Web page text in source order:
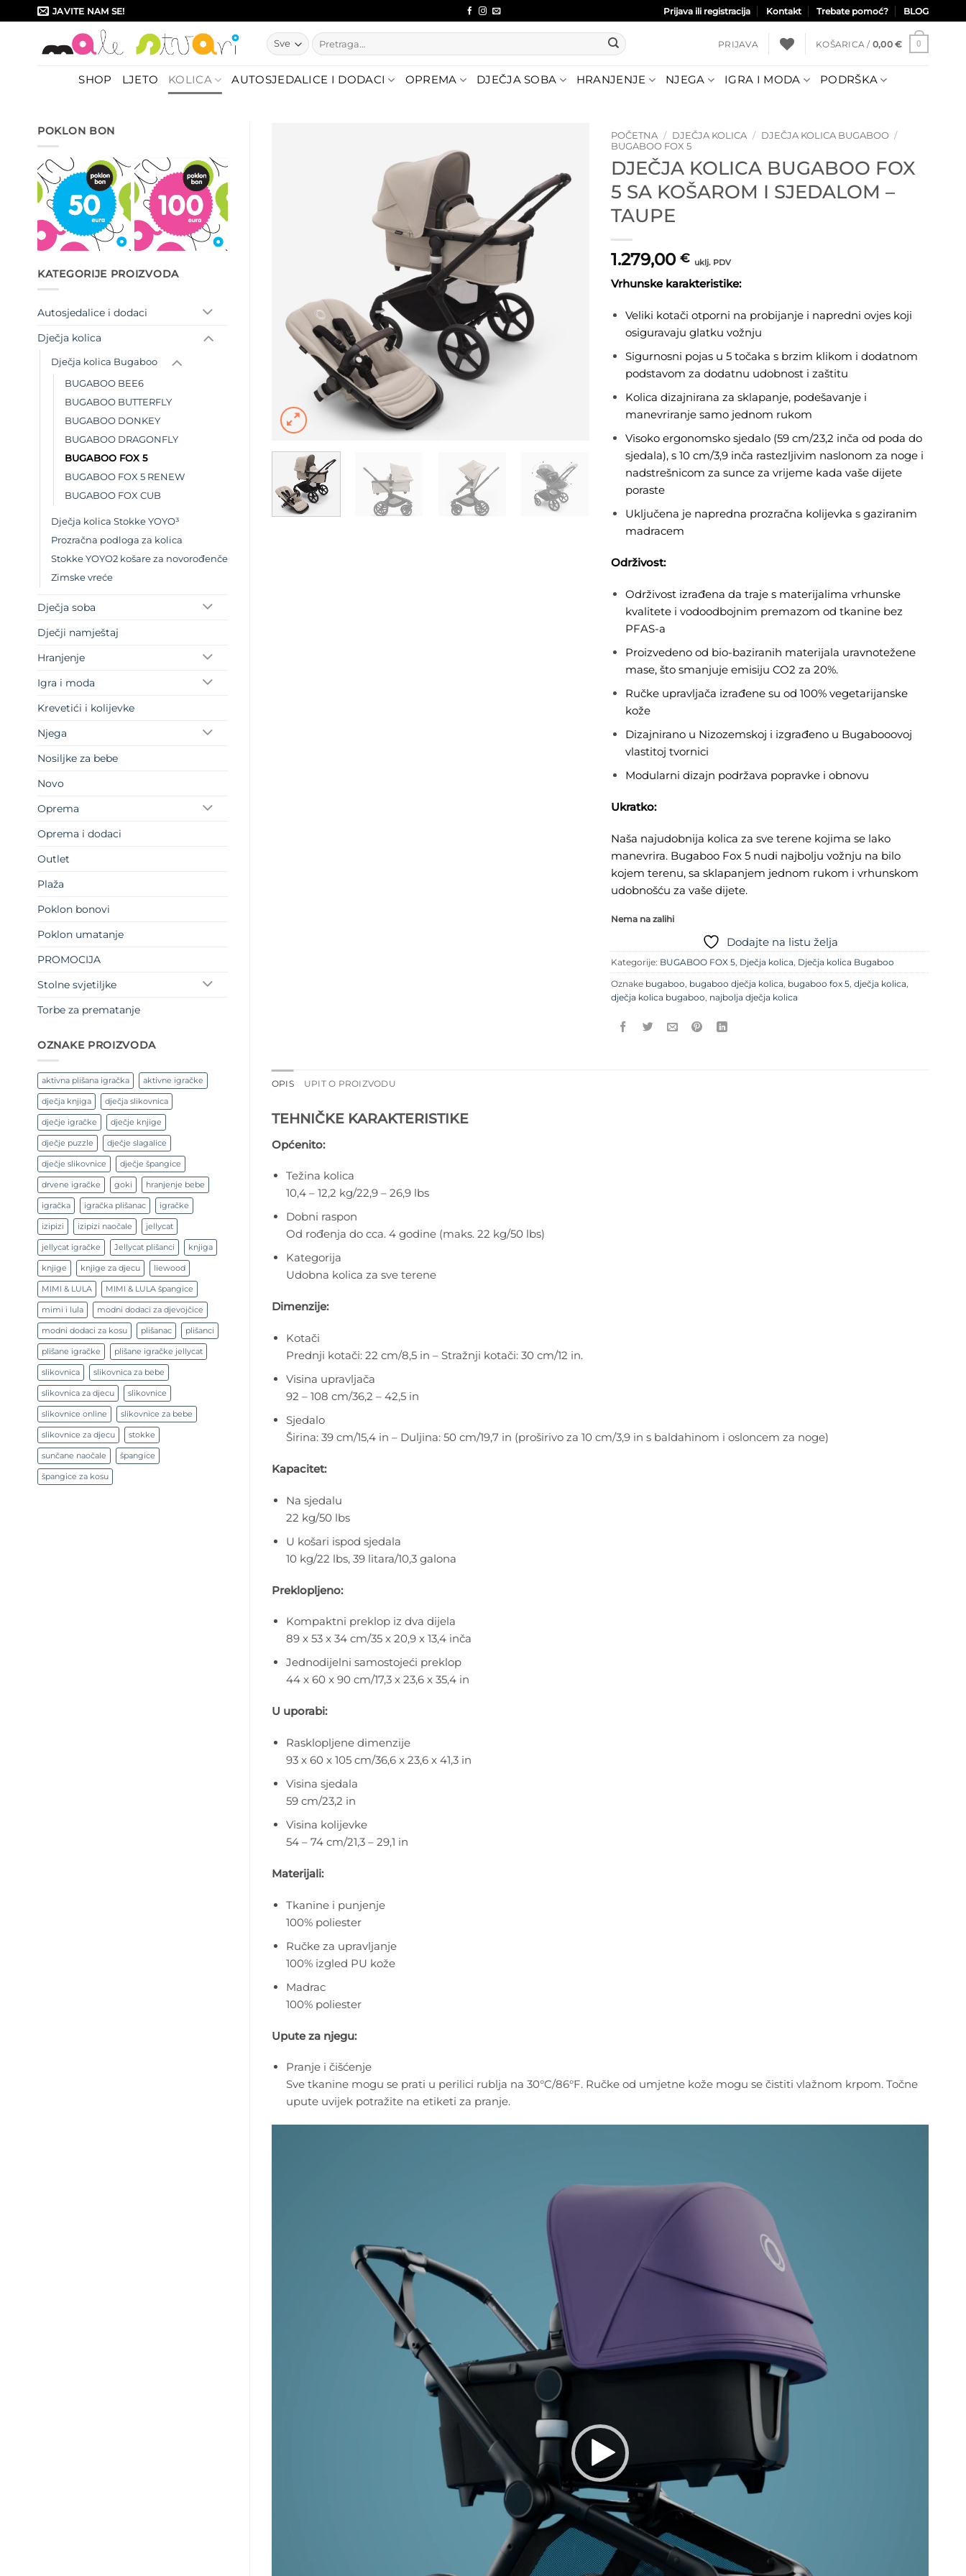
to
JAVITE NAM SE! Prijava ili registracija Kontakt Trebate pomoć? BLOG
Pretraži:
PRIJAVA KOŠARICA / 0,00 € 0
SHOP LJETO KOLICA AUTOSJEDALICE I DODACI OPREMA DJEČJA SOBA HRANJENJE NJEGA IGRA I MODA PODRŠKA
POKLON BON
KATEGORIJE PROIZVODA
Autosjedalice i dodaci
Dječja kolica
Dječja kolica Bugaboo
BUGABOO BEE6
BUGABOO BUTTERFLY
BUGABOO DONKEY
BUGABOO DRAGONFLY
BUGABOO FOX 5
BUGABOO FOX 5 RENEW
BUGABOO FOX CUB
Dječja kolica Stokke YOYO³
Prozračna podloga za kolica
Stokke YOYO2 košare za novorođenče
Zimske vreće
Dječja soba
Dječji namještaj
Hranjenje
Igra i moda
Krevetići i kolijevke
Njega
Nosiljke za bebe
Novo
Oprema
Oprema i dodaci
Outlet
Plaža
Poklon bonovi
Poklon umatanje
PROMOCIJA
Stolne svjetiljke
Torbe za prematanje
OZNAKE PROIZVODA
aktivna plišana igračka aktivne igračke
dječja knjiga dječja slikovnica
dječje igračke dječje knjige
dječje puzzle dječje slagalice
dječje slikovnice dječje špangice
drvene igračke goki hranjenje bebe
igračka igračka plišanac igračke
izipizi izipizi naočale jellycat
jellycat igračke Jellycat plišanci knjiga
knjige knjige za djecu liewood
MIMI & LULA MIMI & LULA špangice
mimi i lula modni dodaci za djevojčice
modni dodaci za kosu plišanac plišanci
plišane igračke plišane igračke jellycat
slikovnica slikovnica za bebe
slikovnica za djecu slikovnice
slikovnice online slikovnice za bebe
slikovnice za djecu stokke
sunčane naočale špangice
špangice za kosu
na listu
želja
POČETNA / DJEČJA KOLICA / DJEČJA KOLICA BUGABOO /
BUGABOO FOX 5
DJEČJA KOLICA BUGABOO FOX
5 SA KOŠAROM I SJEDALOM –
TAUPE
1.279,00 € uklj. PDV
Vrhunske karakteristike:
Veliki kotači otporni na probijanje i napredni ovjes koji
osiguravaju glatku vožnju
Sigurnosni pojas u 5 točaka s brzim klikom i dodatnom
podstavom za dodatnu udobnost i zaštitu
Kolica dizajnirana za sklapanje, podešavanje i
manevriranje samo jednom rukom
Visoko ergonomsko sjedalo (59 cm/23,2 inča od poda do
sjedala), s 10 cm/3,9 inča rastezljivim naslonom za noge i
nadstrešnicom za sunce za vrijeme kada vaše dijete
poraste
Uključena je napredna prozračna kolijevka s gaziranim
madracem
Održivost:
Održivost izrađena da traje s materijalima vrhunske
kvalitete i vodoodbojnim premazom od tkanine bez
PFAS-a
Proizvedeno od bio-baziranih materijala uravnotežene
mase, što smanjuje emisiju CO2 za 20%.
Ručke upravljača izrađene su od 100% vegetarijanske
kože
Dizajnirano u Nizozemskoj i izgrađeno u Bugabooovoj
vlastitoj tvornici
Modularni dizajn podržava popravke i obnovu
Ukratko:
Naša najudobnija kolica za sve terene kojima se lako
manevrira. Bugaboo Fox 5 nudi najbolju vožnju na bilo
kojem terenu, sa sklapanjem jednom rukom i vrhunskom
udobnošću za vaše dijete.
Nema na zalihi
Dodajte na listu želja
Kategorije: BUGABOO FOX 5 Dječja kolica Dječja kolica Bugaboo
Oznake bugaboo bugaboo dječja kolica bugaboo fox 5 dječja kolica
dječja kolica bugaboo najbolja dječja kolica
OPIS UPIT O PROIZVODU
TEHNIČKE KARAKTERISTIKE
Općenito:
Težina kolica
10,4 – 12,2 kg/22,9 – 26,9 lbs
Dobni raspon
Od rođenja do cca. 4 godine (maks. 22 kg/50 lbs)
Kategorija
Udobna kolica za sve terene
Dimenzije:
Kotači
Prednji kotači: 22 cm/8,5 in – Stražnji kotači: 30 cm/12 in.
Visina upravljača
92 – 108 cm/36,2 – 42,5 in
Sjedalo
Širina: 39 cm/15,4 in – Duljina: 50 cm/19,7 in (proširivo za 10 cm/3,9 in s baldahinom i osloncem za noge)
Kapacitet:
Na sjedalu
22 kg/50 lbs
U košari ispod sjedala
10 kg/22 lbs, 39 litara/10,3 galona
Preklopljeno:
Kompaktni preklop iz dva dijela
89 x 53 x 34 cm/35 x 20,9 x 13,4 inča
Jednodijelni samostojeći preklop
44 x 60 x 90 cm/17,3 x 23,6 x 35,4 in
U uporabi:
Rasklopljene dimenzije
93 x 60 x 105 cm/36,6 x 23,6 x 41,3 in
Visina sjedala
59 cm/23,2 in
Visina kolijevke
54 – 74 cm/21,3 – 29,1 in
Materijali:
Tkanine i punjenje
100% poliester
Ručke za upravljanje
100% izgled PU kože
Madrac
100% poliester
Upute za njegu:
Pranje i čišćenje
Sve tkanine mogu se prati u perilici rublja na 30°C/86°F. Ručke od umjetne kože mogu se čistiti vlažnom krpom. Točne
upute uvijek potražite na etiketi za pranje.